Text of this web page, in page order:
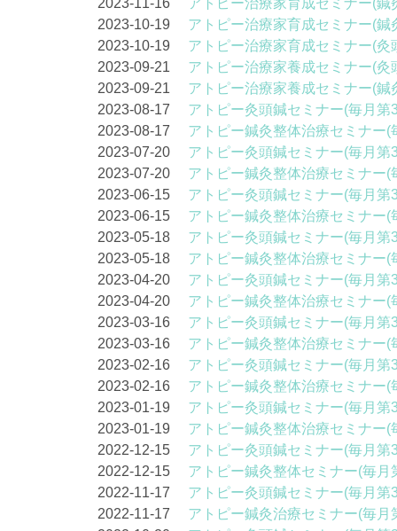
2023-11-16 アトピー治療家育成セミナー(鍼
2023-10-19 アトピー治療家育成セミナー(鍼
2023-10-19 アトピー治療家育成セミナー(灸
2023-09-21 アトピー治療家養成セミナー(灸
2023-09-21 アトピー治療家養成セミナー(鍼
2023-08-17 アトピー灸頭鍼セミナー(毎月第
2023-08-17 アトピー鍼灸整体治療セミナー(
2023-07-20 アトピー灸頭鍼セミナー(毎月第
2023-07-20 アトピー鍼灸整体治療セミナー(
2023-06-15 アトピー灸頭鍼セミナー(毎月第
2023-06-15 アトピー鍼灸整体治療セミナー(
2023-05-18 アトピー灸頭鍼セミナー(毎月第
2023-05-18 アトピー鍼灸整体治療セミナー(
2023-04-20 アトピー灸頭鍼セミナー(毎月第
2023-04-20 アトピー鍼灸整体治療セミナー(
2023-03-16 アトピー灸頭鍼セミナー(毎月第
2023-03-16 アトピー鍼灸整体治療セミナー(
2023-02-16 アトピー灸頭鍼セミナー(毎月第
2023-02-16 アトピー鍼灸整体治療セミナー(
2023-01-19 アトピー灸頭鍼セミナー(毎月第
2023-01-19 アトピー鍼灸整体治療セミナー(
2022-12-15 アトピー灸頭鍼セミナー(毎月第
2022-12-15 アトピー鍼灸整体セミナー(毎月
2022-11-17 アトピー灸頭鍼セミナー(毎月第
2022-11-17 アトピー鍼灸治療セミナー(毎月